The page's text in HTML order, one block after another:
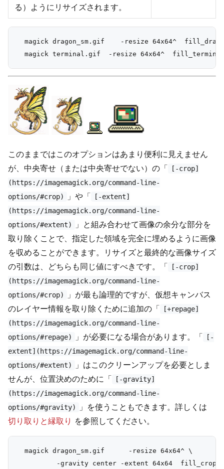
る）ようにリサイズされます。
magick dragon_sm.gif    -resize 64x64^
このままではこのオプションはあまり便利に見えません
が、中央寄せ（または中央寄せでない）の「
[-crop]
(https://imagemagick.org/command-line-
options/#crop)
」や「
[-extent]
(https://imagemagick.org/command-line-
options/#extent)
」と組み合わせて画像の余分な部分を
取り除くことで、指定した領域を完全に埋めるように画像
を収めることができます。リサイズと最終的な画像サイズ
の引数は、どちらも同じ値にすべきです。「
[-crop]
(https://imagemagick.org/command-line-
options/#crop)
」が最も論理的ですが、仮想キャンバス
のレイヤー情報を取り除くために追加の「
[+repage]
(https://imagemagick.org/command-line-
options/#repage)
」が必要になる場合があります。「
[-
extent](https://imagemagick.org/command-line-
options/#extent)
」はこのクリーンアップを必要としま
せんが、位置決めのために「
[-gravity]
(https://imagemagick.org/command-line-
options/#gravity)
」を使うこともできます。詳しくは
切り取りと縁取り を参照してください。
  magick dragon_sm.gif      -resize 64x64^ \
-gravity center -extent 64x64